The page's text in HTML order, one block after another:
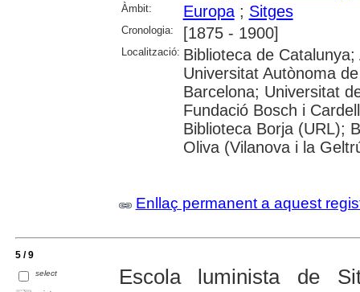
Àmbit: Europa; Sitges
Cronologia: [1875 - 1900]
Localització: Biblioteca de
Universitat Autònoma
Barcelona; Universitat
Fundació Bosch i
Biblioteca Borja (URL);
Oliva (Vilanova i la
Enllaç permanent a aquest
5 / 9
select
Escola luminista de